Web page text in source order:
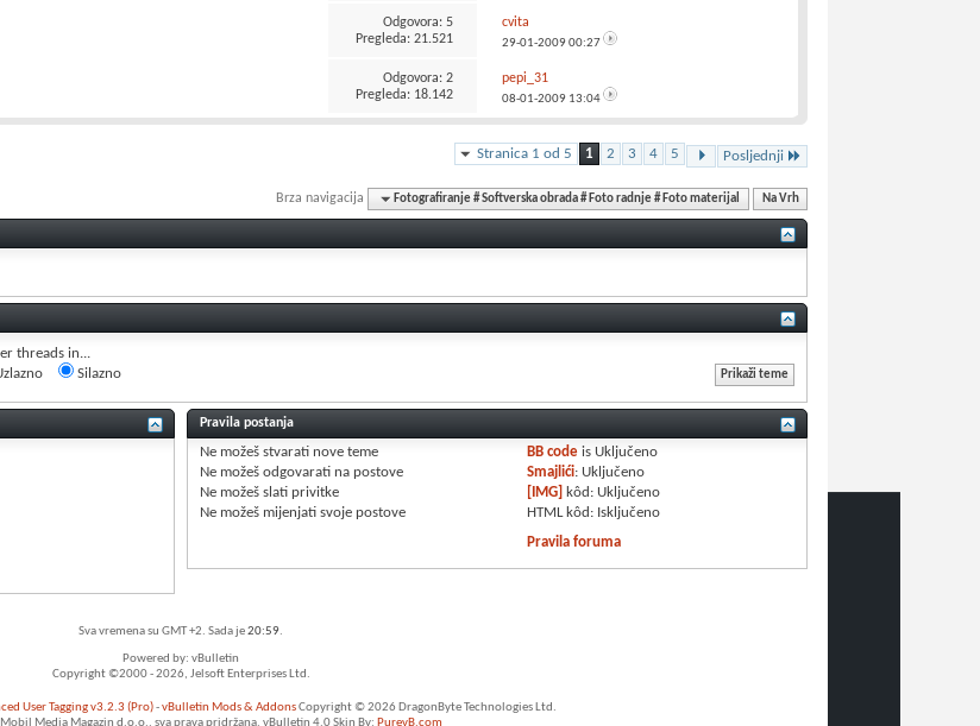
Odgovora: 5
Pregleda: 21.521
cvita
29-01-200900:27
Odgovora: 2
Pregleda: 18.142
pepi_31
08-01-2009 13:04
Stranica 1 od 5 1 2 3 4 5 Posljednji
Brza navigacija Fotografiranje # Softverska obrada # Foto radnje # Foto materijal Na Vrh
threads in...
Silazno
Pravila postanja
Ne možeš stvarati nove teme
Ne možešodgovarati na postove
Ne možeš slati privitke
Ne možeš mijenjati svoje postove
BB code isUključeno
Smajlići: Uključeno
[IMG] kôd: Uključeno
HTML kôd: Isključeno
Pravila foruma
Sva vremena su GMT +2. Sada je20:59.
Powered by: vBulletin
Copyright ©2000 - 2026, Jelsoft Enterprises Ltd.
User Tagging v3.2.3 (Pro)-vBulletin Mods & AddonsCopyright © 2026 DragonByte Technologies Ltd.
Media Magazin d.o.o., sva prava pridržana. vBulletin 4.0 Skin By: PurevB.com